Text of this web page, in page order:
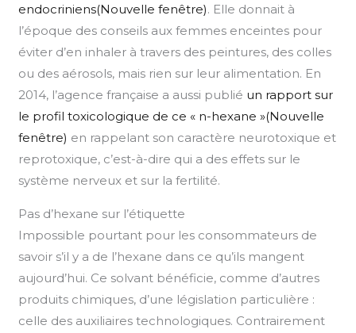
endocriniens(Nouvelle fenêtre). Elle donnait à
l’époque des conseils aux femmes enceintes pour
éviter d’en inhaler à travers des peintures, des colles
ou des aérosols, mais rien sur leur alimentation. En
2014, l’agence française a aussi publié un rapport sur
le profil toxicologique de ce « n-hexane »(Nouvelle
fenêtre) en rappelant son caractère neurotoxique et
reprotoxique, c’est-à-dire qui a des effets sur le
système nerveux et sur la fertilité.
Pas d’hexane sur l’étiquette
Impossible pourtant pour les consommateurs de
savoir s’il y a de l’hexane dans ce qu’ils mangent
aujourd’hui. Ce solvant bénéficie, comme d’autres
produits chimiques, d’une législation particulière :
celle des auxiliaires technologiques. Contrairement